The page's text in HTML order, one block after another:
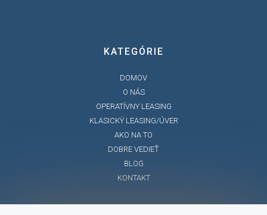
KATEGÓRIE
DOMOV
O NÁS
OPERATÍVNY LEASING
KLASICKÝ LEASING/ÚVER
AKO NA TO
DOBRE VEDIEŤ
BLOG
KONTAKT